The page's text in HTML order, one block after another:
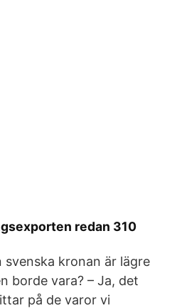
redan 310
kronan är lägre
borde vara? – Ja, det
på de varor vi